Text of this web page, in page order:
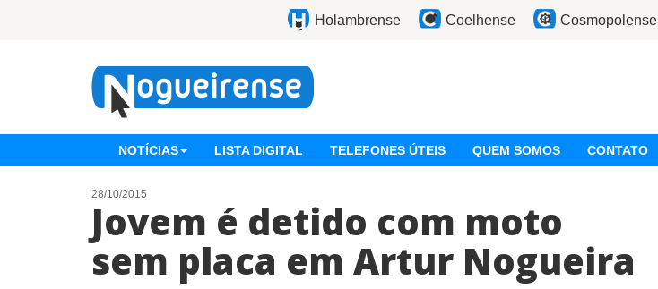
Holambrense Coelhense Cosmopolense
NOTÍCIAS LISTA DIGITAL TELEFONES ÚTEIS QUEM SOMOS CONTATO
28/10/2015
Jovem é detido com moto
sem placa em Artur Nogueira